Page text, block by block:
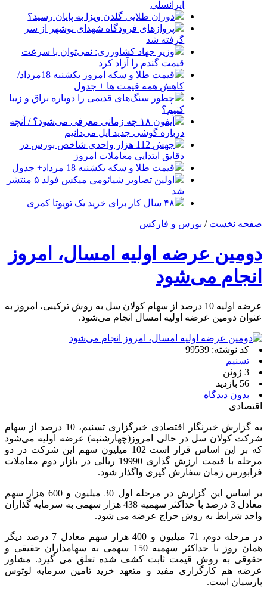
ایرانسلی
دوران طلایی گلدن ویزا به پایان رسید؟
پروازهای فرودگاه شهدای نوشهر از سر
گرفته شد
وزیر جهاد کشاورزی: نمی‌توان با سرعت
قیمت گندم را آزاد کرد
قیمت طلا و سکه امروز یکشنبه 18مرداد/
کاهش همه قیمت ها + جدول
چطور سنگ‌های قدیمی را دوباره براق و زیبا
کنیم؟
آیفون ۱۸ چه زمانی معرفی می‌شود؟ / آنچه
درباره گوشی جدید اپل می‌دانیم
جهش 112 هزار واحدی شاخص بورس در
دقایق ابتدایی معاملات امروز
قیمت طلا و سکه یکشنبه 18 مرداد+ جدول
اولین تصاویر شیائومی میکس فولد ۵ منتشر
شد
۴۸ سال کار برای خرید یک تویوتا کمری
صفحه نخست / بورس و فارکس
دومین عرضه اولیه امسال، امروز
انجام می‌شود
عرضه اولیه 10 درصد از سهام کولان سل به روش ترکیبی، امروز به
عنوان دومین عرضه اولیه امسال انجام می‌شود.
کد نوشته: 99539
تسنیم
3 ژوئن
56 بازدید
بدون دیدگاه
اقتصادی
به گزارش خبرنگار اقتصادی خبرگزاری تسنیم، 10 درصد از سهام
شرکت کولان سل در حالی امروز(چهارشنبه) عرضه اولیه می‌شود
که بر این اساس قرار است 102 میلیون سهم این شرکت در دو
مرحله با قیمت ارزش گذاری 19990 ریالی در بازار دوم معاملات
فرابورس زمان سفارش گیری واگذار شود.
بر اساس این گزارش در مرحله اول 30 میلیون و 600 هزار سهم
معادل 3 درصد با حداکثر سهمیه 438 هزار سهمی به سرمایه گذاران
واجد شرایط به روش حراج عرضه می شود.
در مرحله دوم، 71 میلیون و 400 هزار سهم معادل 7 درصد دیگر
همان روز با حداکثر سهمیه 150 سهمی به سهامداران حقیقی و
حقوقی به روش قیمت ثابت کشف شده تعلق می گیرد. مشاور
عرضه هم کارگزاری مفید و متعهد خرید تامین سرمایه لوتوس
پارسیان است.